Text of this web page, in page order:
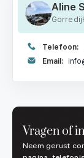
Aline
Telefoon:
Email:
Vragen of
Neem gerust